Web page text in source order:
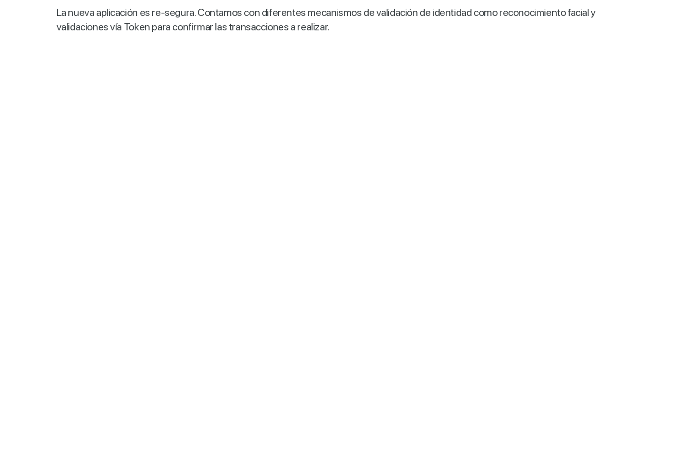
La nueva aplicación es re-segura. Contamos con diferentes mecanismos de validación de identidad como reconocimiento facial y
validaciones vía Token para confirmar las transacciones a realizar.